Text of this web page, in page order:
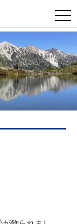
t
o
g
e
n
a
v
i
g
i